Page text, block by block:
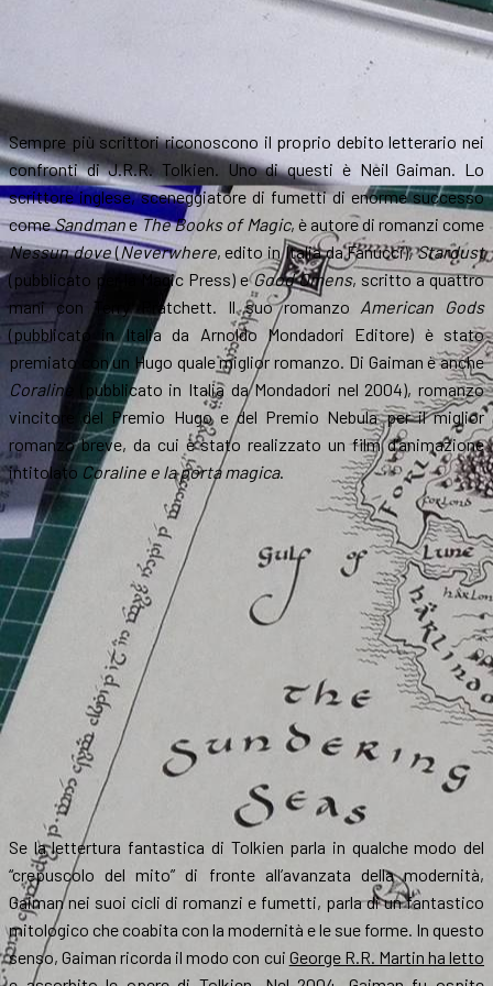
Sempre più scrittori riconoscono il proprio debito letterario nei
confronti di J.R.R. Tolkien. Uno di questi è Neil Gaiman. Lo
scrittore inglese, sceneggiatore di fumetti di enorme successo
comeSandmaneThe Books of Magic, è autore di romanzi come
Nessun dove(Neverwhere, edito in Italia da Fanucci),Stardust
(pubblicato per la Magic Press) eGood Omens, scritto a quattro
mani con Terry Pratchett. Il suo romanzo American Gods
(pubblicato in Italia da Arnoldo Mondadori Editore) è stato
premiato con un Hugo quale miglior romanzo. Di Gaiman è anche
Coraline
(pubblicato in Italia da Mondadori nel 2004), romanzo
vincitore del Premio Hugo e del Premio Nebula per il miglior
romanzo breve, da cui è stato realizzato un film d’animazione
intitolatoCoraline e la porta magica.
Se la lettertura fantastica di Tolkien parla in qualche modo del
“crepuscolo del mito” di fronte all’avanzata della modernità,
Gaiman nei suoi cicli di romanzi e fumetti, parla di un fantastico
mitologico che coabita con la modernità e le sue forme. In questo
senso, Gaiman ricorda il modo con cui George R.R. Martin ha letto